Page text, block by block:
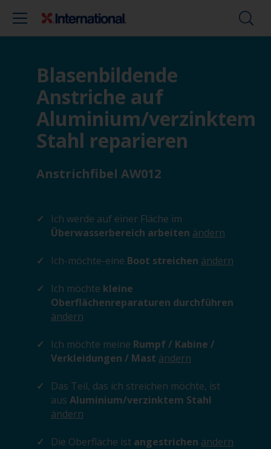
Blasenbildende
Anstriche auf
Aluminium/verzinktem
Stahl reparieren
Anstrichfibel AW012
Ich werde auf einer Fläche im
Überwasserbereich arbeiten ändern
Ich-möchte-eine Boot streichen ändern
Ich möchte kleine
Oberflächenreparaturen durchführen
ändern
Ich möchte meine Rumpf / Kabine /
Verkleidungen / Mast ändern
Das Teil, das ich streichen möchte, ist
aus Aluminium/verzinktem Stahl
ändern
Die Oberfläche ist angestrichen ändern